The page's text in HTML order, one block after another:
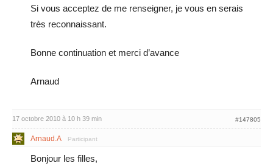
Si vous acceptez de me renseigner, je vous en serais
très reconnaissant.
Bonne continuation et merci d’avance
Arnaud
17 octobre 2010 à 10 h 39 min #147805
Arnaud.A Participant
Bonjour les filles,